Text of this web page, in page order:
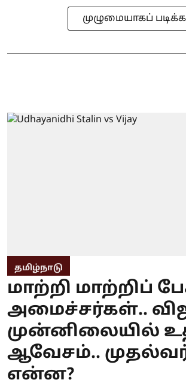
முழுமையாகப் படிக்க
தமிழ்நாடு
மாற்றி மாற்றிப்
அமைச்சர்கள்..
முன்னிலையில்
ஆவேசம்..
என்ன?